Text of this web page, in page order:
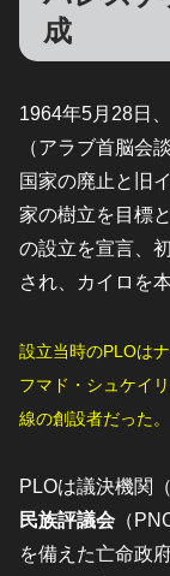
成
1964年5月28日
（アラブ首脳会
国家の廃止と旧
家の樹立を目標
の設立を宣言、
され、カイロを
設立当時のPLOは
フマド・シュケイ
線の創設者だった。
PLOは議決機関
民族評議会 （
を備えた亡命政